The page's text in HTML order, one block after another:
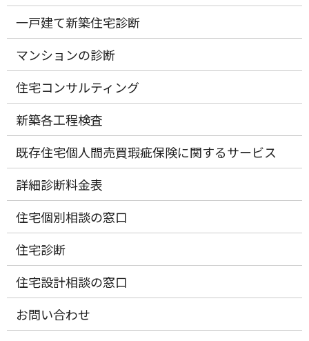
一戸建て新築住宅診断
マンションの診断
住宅コンサルティング
新築各工程検査
既存住宅個人間売買瑕疵保険に関するサービス
詳細診断料金表
住宅個別相談の窓口
住宅診断
住宅設計相談の窓口
お問い合わせ